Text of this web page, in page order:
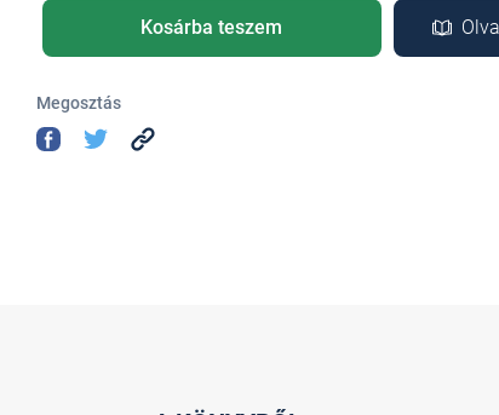
Kosárba teszem
Megosztás